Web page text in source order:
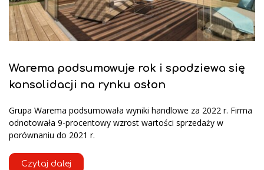
Warema podsumowuje rok i spodziewa się
konsolidacji na rynku osłon
Grupa Warema podsumowała wyniki handlowe za 2022 r. Firma
odnotowała 9-procentowy wzrost wartości sprzedaży w
porównaniu do 2021 r.
Czytaj dalej